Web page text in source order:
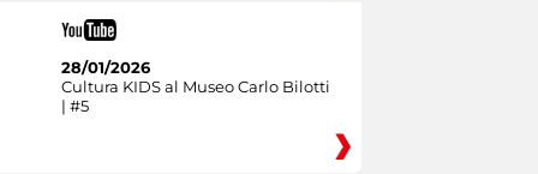
28/01/2026
Cultura KIDS al Museo Carlo Bilotti
| #5